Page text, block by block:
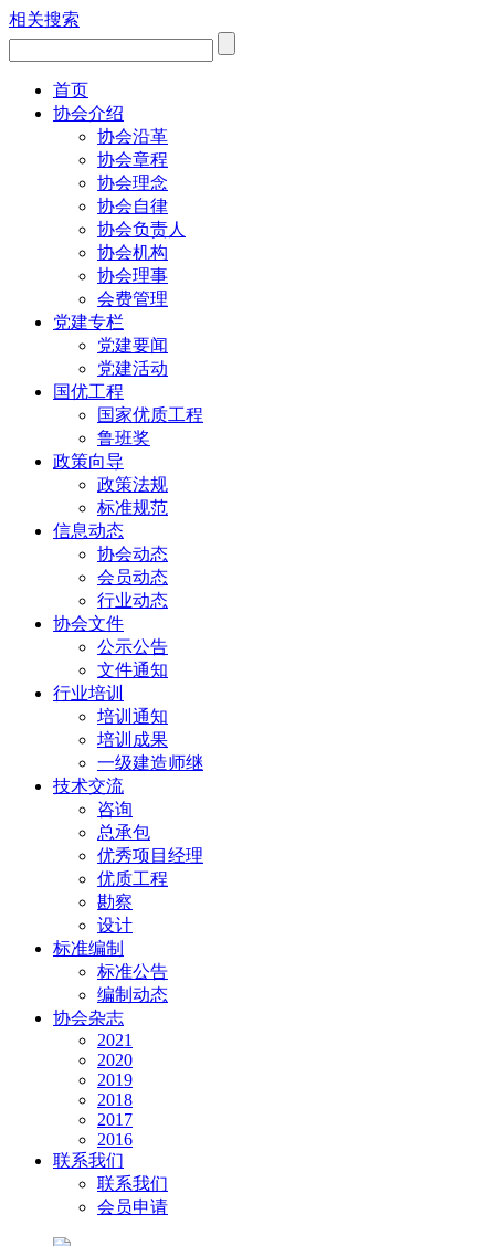
相关搜索
首页
协会介绍
协会沿革
协会章程
协会理念
协会自律
协会负责人
协会机构
协会理事
会费管理
党建专栏
党建要闻
党建活动
国优工程
国家优质工程
鲁班奖
政策向导
政策法规
标准规范
信息动态
协会动态
会员动态
行业动态
协会文件
公示公告
文件通知
行业培训
培训通知
培训成果
一级建造师继
技术交流
咨询
总承包
优秀项目经理
优质工程
勘察
设计
标准编制
标准公告
编制动态
协会杂志
2021
2020
2019
2018
2017
2016
联系我们
联系我们
会员申请